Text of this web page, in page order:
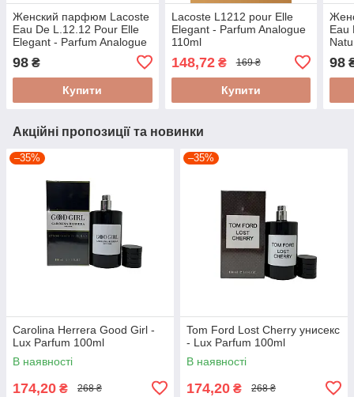
Женский парфюм Lacoste
Eau De L.12.12 Pour Elle
Elegant - Parfum Analogue
98 ₴
Купити
Lacoste L1212 pour Elle
Elegant - Parfum Analogue
110ml
148,72₴ 169 ₴
Купити
Eau
98
Акційні пропозиції та новинки
–35%
Carolina Herrera Good Girl -
Lux Parfum 100ml
В наявності
174,20 ₴ 268 ₴
–35%
Tom Ford Lost Cherry унисекс
- Lux Parfum 100ml
В наявності
174,20 ₴ 268 ₴